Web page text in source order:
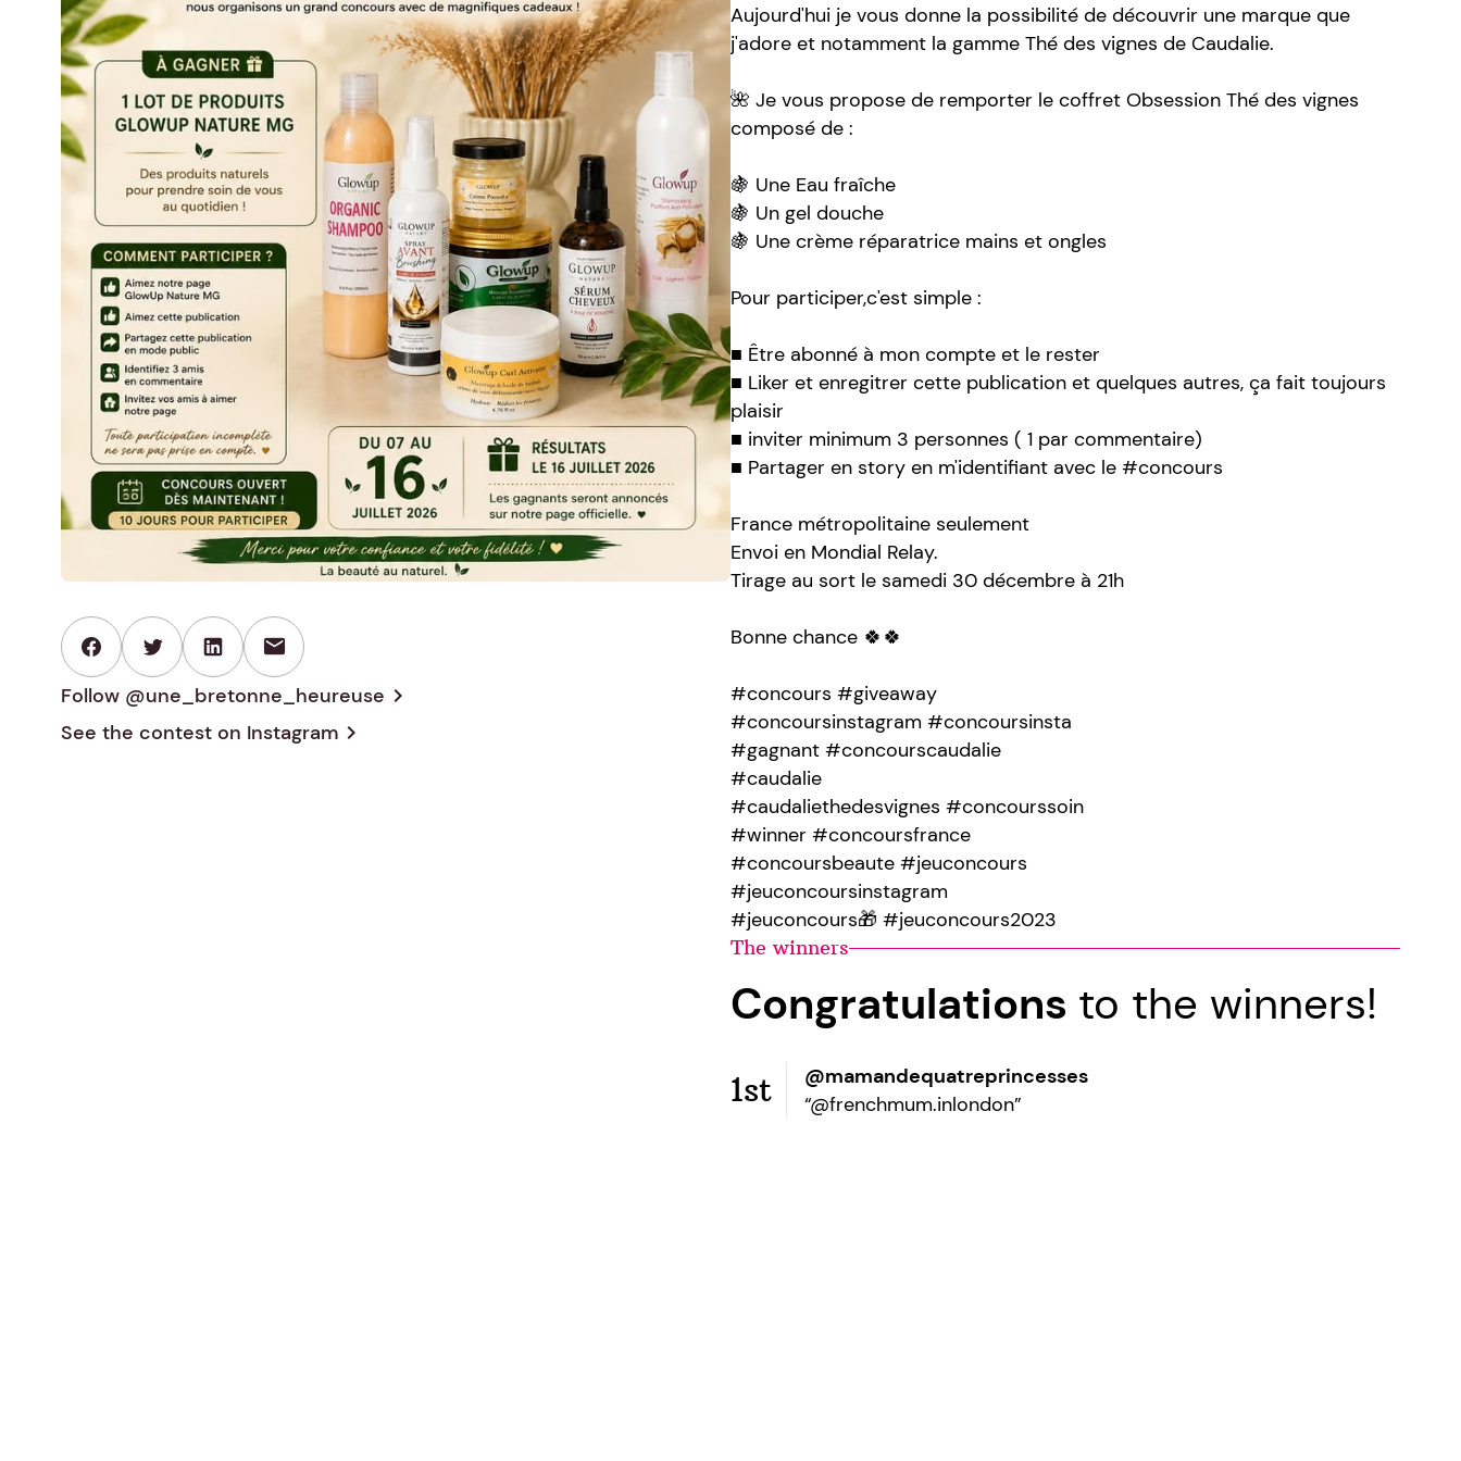
mail
Follow @une_bretonne_heureuse chevron_right
See the contest on Instagram chevron_right
Aujourd'hui je vous donne la possibilité de découvrir une marque que
j'adore et notamment la gamme Thé des vignes de Caudalie.
🌺 Je vous propose de remporter le coffret Obsession Thé des vignes
composé de :
🍇 Une Eau fraîche
🍇 Un gel douche
🍇 Une crème réparatrice mains et ongles
Pour participer,c'est simple :
■ Être abonné à mon compte et le rester
■ Liker et enregitrer cette publication et quelques autres, ça fait toujours
plaisir
■ inviter minimum 3 personnes ( 1 par commentaire)
■ Partager en story en m'identifiant avec le #concours
France métropolitaine seulement
Envoi en Mondial Relay.
Tirage au sort le samedi 30 décembre à 21h
Bonne chance 🍀🍀
#concours #giveaway
#concoursinstagram #concoursinsta
#gagnant #concourscaudalie
#caudalie
#caudaliethedesvignes #concourssoin
#winner #concoursfrance
#concoursbeaute #jeuconcours
#jeuconcoursinstagram
#jeuconcours🎁 #jeuconcours2023
The winners
Congratulations to the winners!
1st
@mamandequatreprincesses
“@frenchmum.inlondon”